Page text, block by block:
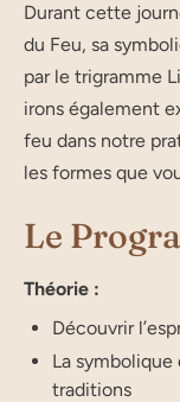
Durant cette
du Feu, sa
par le trigramme
irons également
feu dans notre
les formes que
Le
Théorie :
Découvrir
La
traditions